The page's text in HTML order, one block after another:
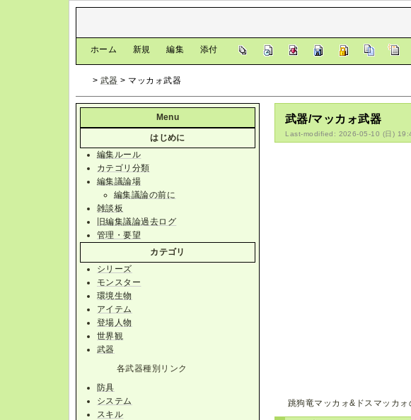
ホーム 新規 編集 添付
> 武器 > マッカォ武器
武器/マッカォ武器
Last-modified: 2026-05-10 (日)
跳狗竜マッカォ&ドスマッカォ
Menu
はじめに
編集ルール
カテゴリ分類
編集議論場
編集議論の前に
雑談板
旧編集議論過去ログ
管理・要望
カテゴリ
シリーズ
モンスター
環境生物
アイテム
登場人物
世界観
武器
各武器種別リンク
防具
システム
スキル